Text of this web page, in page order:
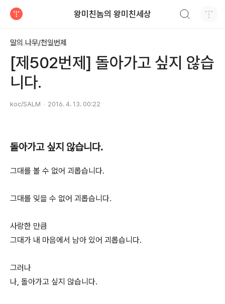
왕미친놈의 왕미친세상
말의 나무/천일번제
[제502번제] 돌아가고 싶지 않습
니다.
koc/SALM 2016. 4. 13. 00:22
돌아가고 싶지 않습니다.
그대를 볼 수 없어 괴롭습니다.
그대를 잊을 수 없어 괴롭습니다.
사랑한 만큼
그대가 내 마음에서 남아 있어 괴롭습니다.
그러나
나, 돌아가고 싶지 않습니다.